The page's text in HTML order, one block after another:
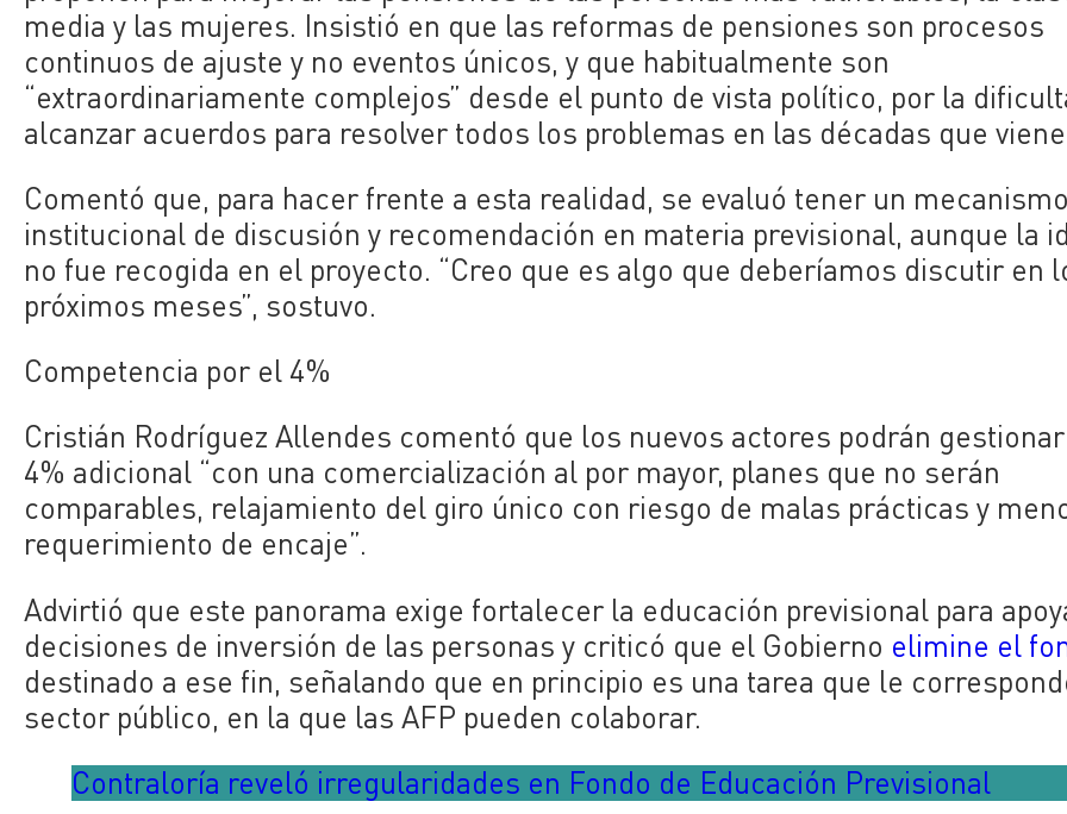
media y las mujeres. Insistió en que las reformas de pensiones son procesos
continuos de ajuste y no eventos únicos, y que habitualmente son
“extraordinariamente complejos” desde el punto de vista político, por la
alcanzar acuerdos para resolver todos los problemas en las décadas que
Comentó que, para hacer frente a esta realidad, se evaluó tener un mecanismo
institucional de discusión y recomendación en materia previsional, aunque la
no fue recogida en el proyecto. “Creo que es algo que deberíamos discutir en
próximos meses”, sostuvo.
Competencia por el 4%
Cristián Rodríguez Allendes comentó que los nuevos actores podrán
4% adicional “con una comercialización al por mayor, planes que no serán
comparables, relajamiento del giro único con riesgo de malas prácticas y
requerimiento de encaje”.
Advirtió que este panorama exige fortalecer la educación previsional para
decisiones de inversión de las personas y criticó que el Gobierno elimine el
destinado a ese fin, señalando que en principio es una tarea que le
sector público, en la que las AFP pueden colaborar.
Contraloría reveló irregularidades en Fondo de Educación Previsional